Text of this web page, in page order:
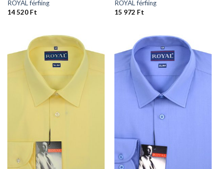
ROYAL férfiing
14 520 Ft
ROYAL férfiing
15 972 Ft